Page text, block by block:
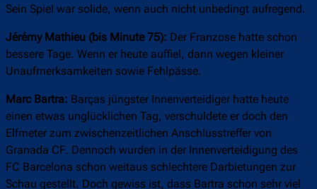
Sein Spiel war solide, wenn auch nicht unbedingt aufregend.
Jérémy Mathieu (bis Minute 75): Der Franzose hatte schon
bessere Tage. Wenn er heute auffiel, dann wegen kleiner
Unaufmerksamkeiten sowie Fehlpässe.
Marc Bartra: Barças jüngster Innenverteidiger hatte heute
einen etwas unglücklichen Tag, verschuldete er doch den
Elfmeter zum zwischenzeitlichen Anschlusstreffer von
Granada CF. Dennoch wurden in der Innenverteidigung des
FC Barcelona schon weitaus schlechtere Darbietungen zur
Schau gestellt. Doch gewiss ist, dass Bartra schon sehr viel